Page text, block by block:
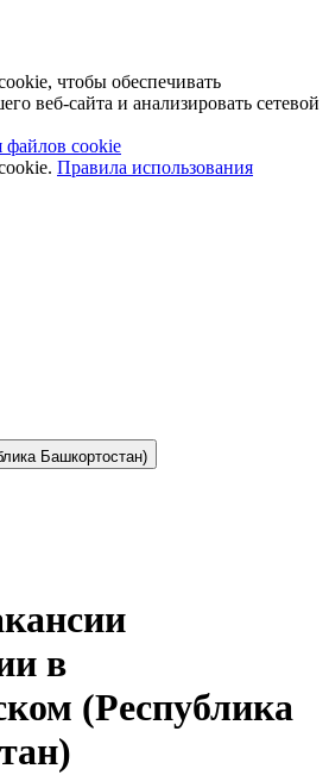
чтобы обеспечивать
веб-сайта и анализировать сетевой
файлов cookie
Правила использования
Башкортостан)
в
(Республика